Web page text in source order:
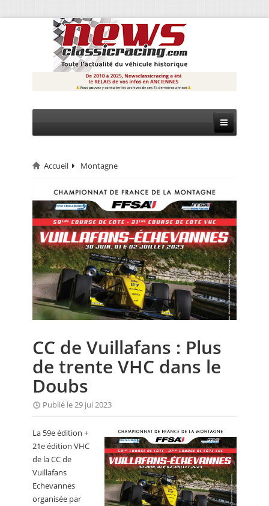
CIRCUIT
RALLYE
MONTAGNE
EVÈNEMENTS
CALENDRIER
FOCUS
ANNUAIRES
PETITES ANNONCES
Accueil Montagne
CC de Vuillafans : Plus
de trente VHC dans le
Doubs
Publié le 29 jui 2023
La 59e édition +
21e édition VHC
de la CC de
Vuillafans
Echevannes
organisée par